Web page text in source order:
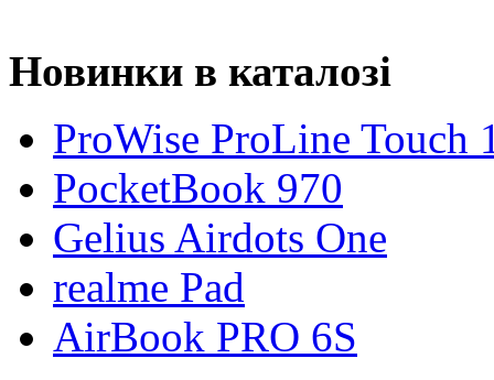
Новинки в каталозі
ProWise ProLine Touch
PocketBook 970
Gelius Airdots One
realme Pad
AirBook PRO 6S